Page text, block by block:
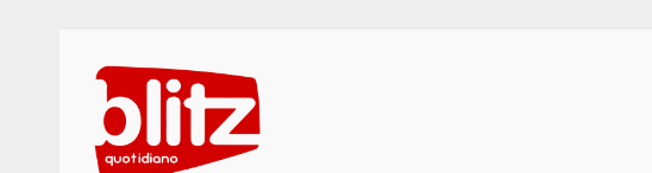
content